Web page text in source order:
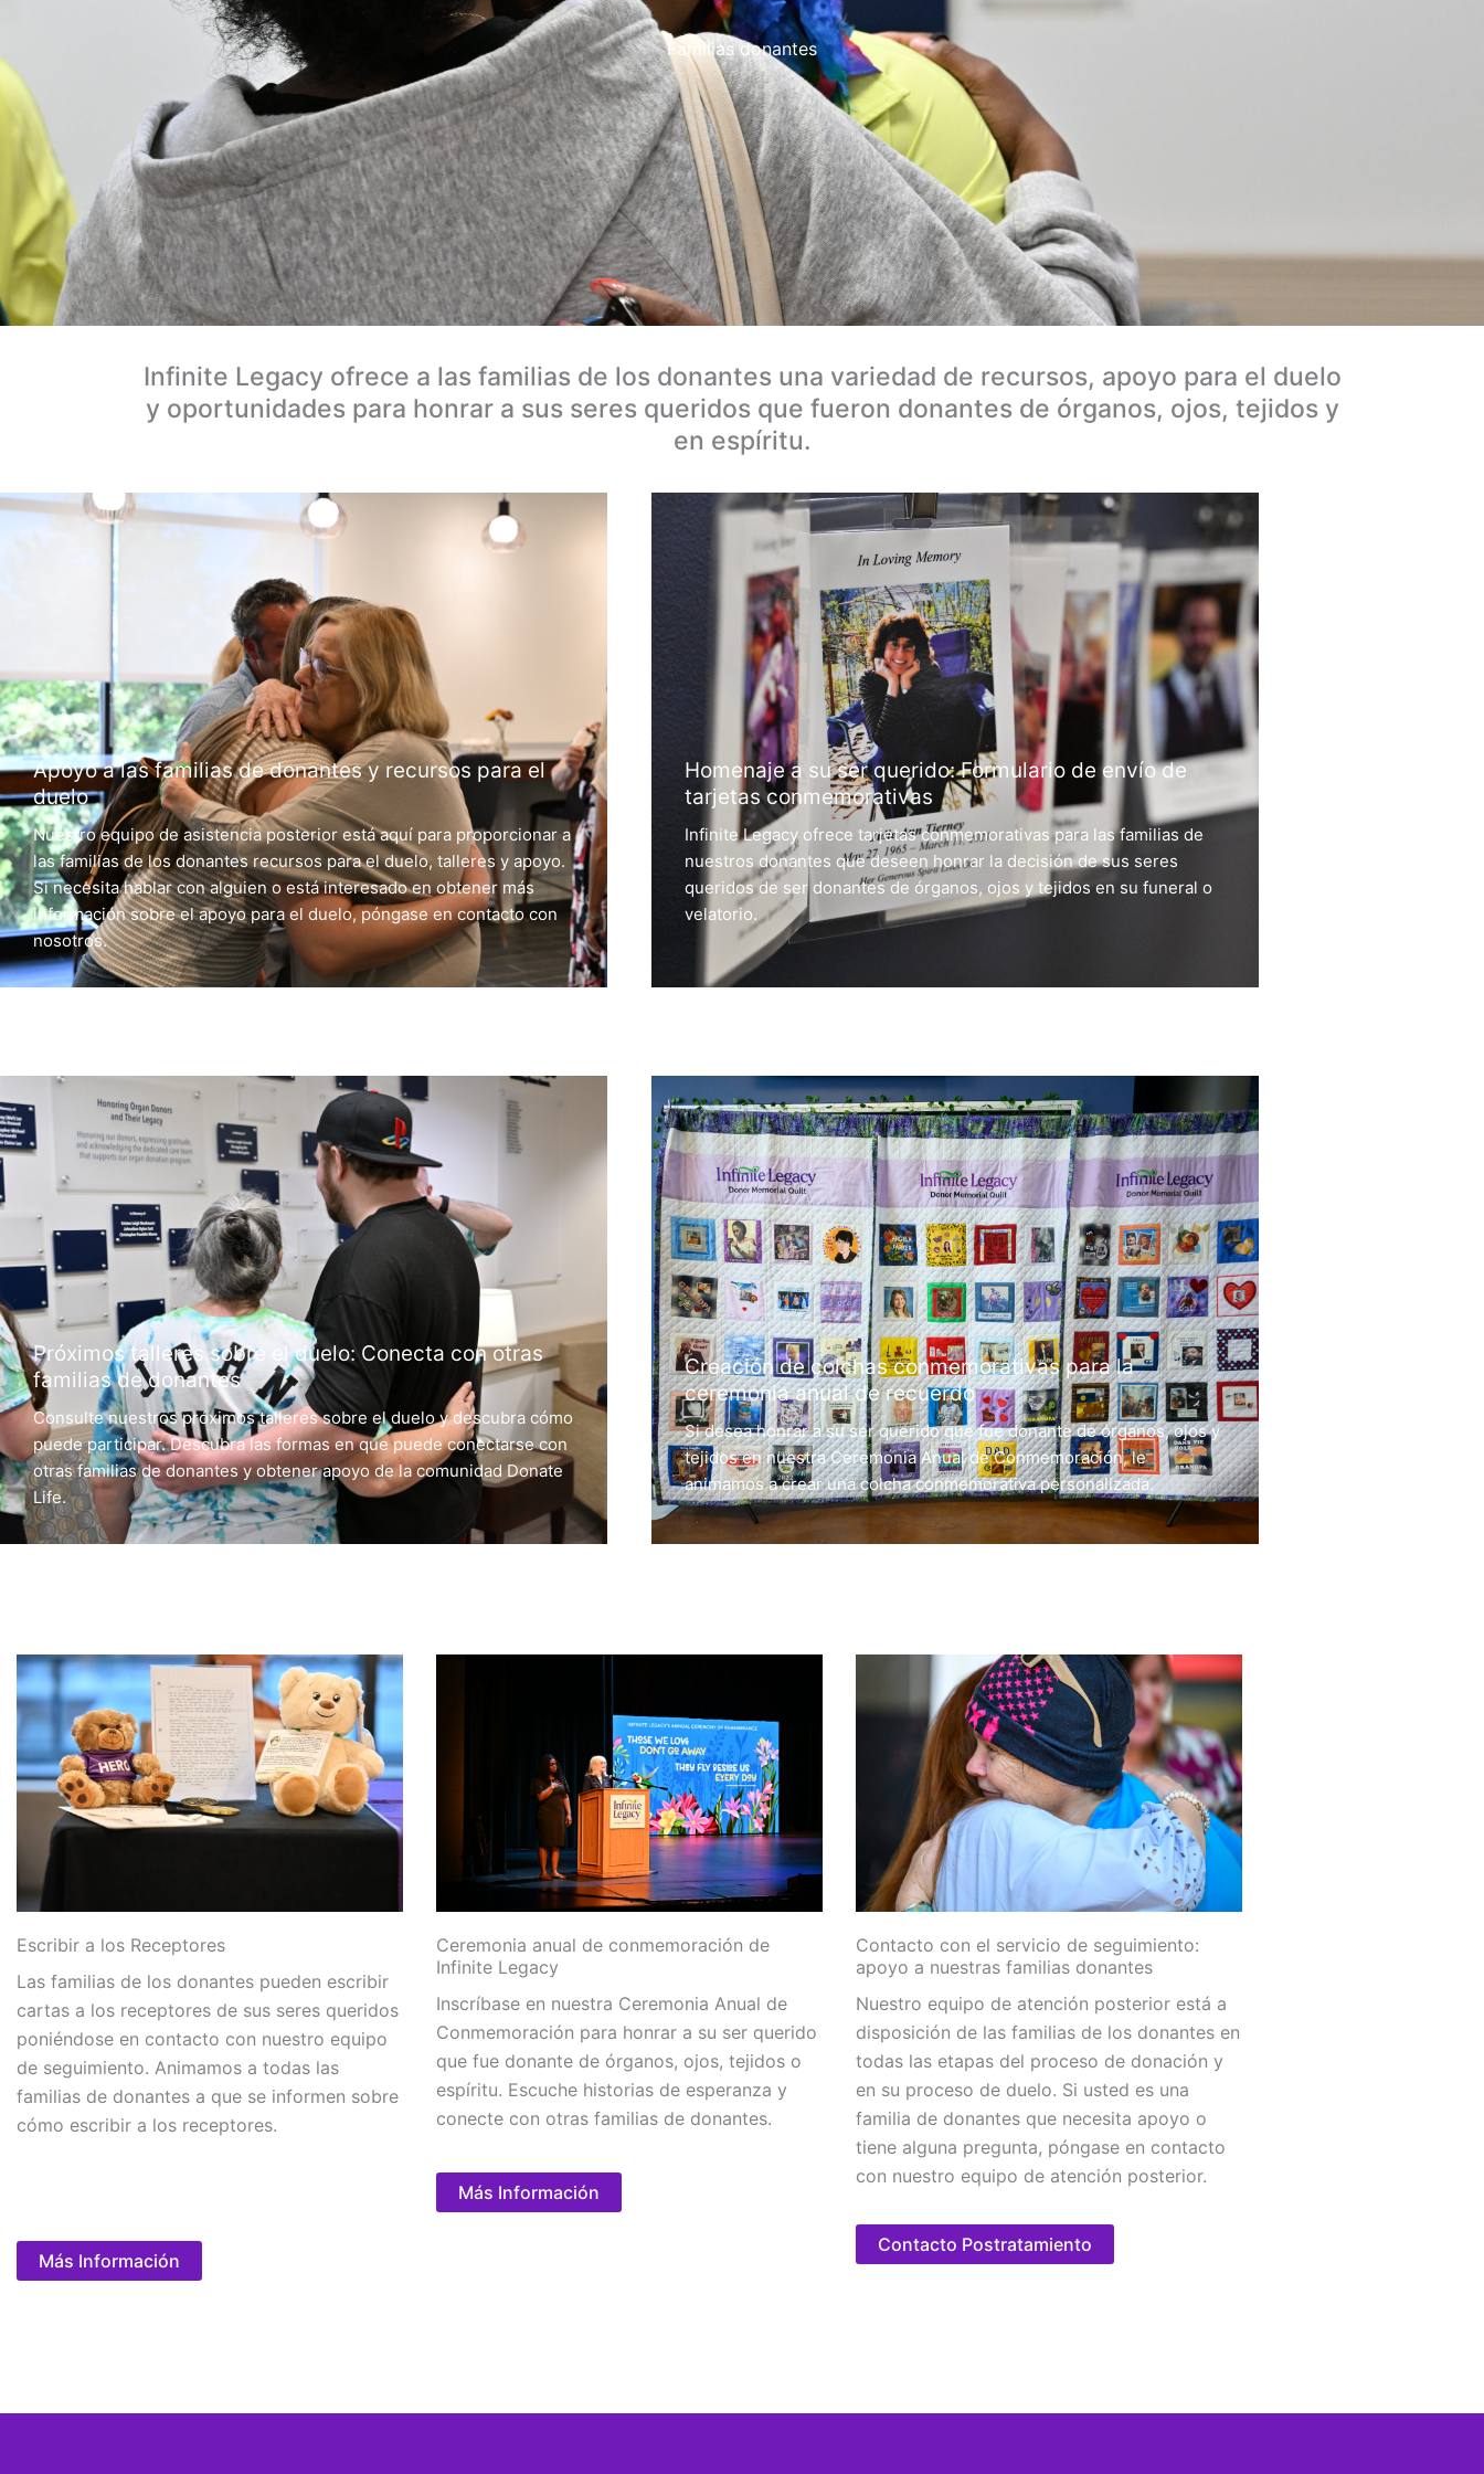
Familias donantes
Infinite Legacy ofrece a las familias de los donantes una variedad de recursos, apoyo para el duelo
y oportunidades para honrar a sus seres queridos que fueron donantes de órganos, ojos, tejidos y
en espíritu.
Apoyo a las familias de donantes y recursos para el
duelo
Nuestro equipo de asistencia posterior está aquí para proporcionar a
las familias de los donantes recursos para el duelo, talleres y apoyo.
Si necesita hablar con alguien o está interesado en obtener más
información sobre el apoyo para el duelo, póngase en contacto con
nosotros.
Homenaje a su ser querido: Formulario de envío de
tarjetas conmemorativas
Infinite Legacy ofrece tarjetas conmemorativas para las familias de
nuestros donantes que deseen honrar la decisión de sus seres
queridos de ser donantes de órganos, ojos y tejidos en su funeral o
velatorio.
Próximos talleres sobre el duelo: Conecta con otras
familias de donantes
Consulte nuestros próximos talleres sobre el duelo y descubra cómo
puede participar. Descubra las formas en que puede conectarse con
otras familias de donantes y obtener apoyo de la comunidad Donate
Life.
Creación de colchas conmemorativas para la
ceremonia anual de recuerdo
Si desea honrar a su ser querido que fue donante de órganos, ojos y
tejidos en nuestra Ceremonia Anual de Conmemoración, le
animamos a crear una colcha conmemorativa personalizada.
Escribir a los Receptores
Las familias de los donantes pueden escribir
cartas a los receptores de sus seres queridos
poniéndose en contacto con nuestro equipo
de seguimiento. Animamos a todas las
familias de donantes a que se informen sobre
cómo escribir a los receptores.
Más Información
Ceremonia anual de conmemoración de
Infinite Legacy
Inscríbase en nuestra Ceremonia Anual de
Conmemoración para honrar a su ser querido
que fue donante de órganos, ojos, tejidos o
espíritu. Escuche historias de esperanza y
conecte con otras familias de donantes.
Más Información
Contacto con el servicio de seguimiento:
apoyo a nuestras familias donantes
Nuestro equipo de atención posterior está a
disposición de las familias de los donantes en
todas las etapas del proceso de donación y
en su proceso de duelo. Si usted es una
familia de donantes que necesita apoyo o
tiene alguna pregunta, póngase en contacto
con nuestro equipo de atención posterior.
Contacto Postratamiento